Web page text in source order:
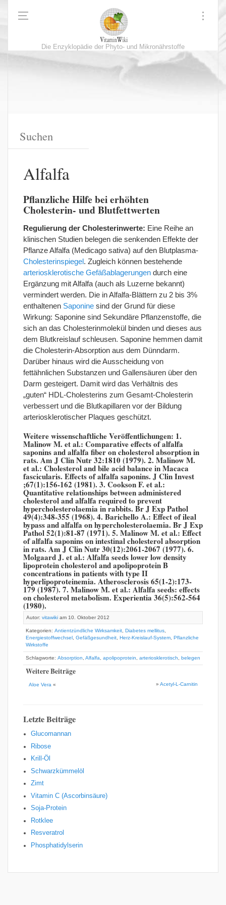
Die Enzyklopädie der Phyto- und Mikronährstoffe
Alfalfa
Pflanzliche Hilfe bei erhöhten
Cholesterin- und Blutfettwerten
Regulierung der Cholesterinwerte: Eine Reihe an
klinischen Studien belegen die senkenden Effekte der
Pflanze Alfalfa (Medicago sativa) auf den Blutplasma-
Cholesterinspiegel. Zugleich können bestehende
arteriosklerotische Gefäßablagerungen durch eine
Ergänzung mit Alfalfa (auch als Luzerne bekannt)
vermindert werden. Die in Alfalfa-Blättern zu 2 bis 3%
enthaltenen Saponine sind der Grund für diese
Wirkung: Saponine sind Sekundäre Pflanzenstoffe, die
sich an das Cholesterinmolekül binden und dieses aus
dem Blutkreislauf schleusen. Saponine hemmen damit
die Cholesterin-Absorption aus dem Dünndarm.
Darüber hinaus wird die Ausscheidung von
fettähnlichen Substanzen und Gallensäuren über den
Darm gesteigert. Damit wird das Verhältnis des
„guten“ HDL-Cholesterins zum Gesamt-Cholesterin
verbessert und die Blutkapillaren vor der Bildung
arteriosklerotischer Plaques geschützt.
Weitere wissenschaftliche Veröffentlichungen: 1.
Malinow M. et al.: Comparative effects of alfalfa
saponins and alfalfa fiber on cholesterol absorption in
rats. Am J Clin Nutr 32:1810 (1979). 2. Malinow M.
et al.: Cholesterol and bile acid balance in Macaca
fascicularis. Effects of alfalfa saponins. J Clin Invest
;67(1):156-162 (1981). 3. Cookson F. et al.:
Quantitative relationships between administered
cholesterol and alfalfa required to prevent
hypercholesterolaemia in rabbits. Br J Exp Pathol
49(4):348-355 (1968). 4. Barichello A.: Effect of ileal
bypass and alfalfa on hypercholesterolaemia. Br J Exp
Pathol 52(1):81-87 (1971). 5. Malinow M. et al.: Effect
of alfalfa saponins on intestinal cholesterol absorption
in rats. Am J Clin Nutr 30(12):2061-2067 (1977). 6.
Molgaard J. et al.: Alfalfa seeds lower low density
lipoprotein cholesterol and apolipoprotein B
concentrations in patients with type II
hyperlipoproteinemia. Atherosclerosis 65(1-2):173-
179 (1987). 7. Malinow M. et al.: Alfalfa seeds: effects
on cholesterol metabolism. Experientia 36(5):562-564
(1980).
Autor: vitawiki am 10. Oktober 2012
Kategorien: Antientzündliche Wirksamkeit Diabetes mellitus
Energiestoffwechsel Gefäßgesundheit Herz-Kreislauf-System Pflanzliche
Wirkstoffe
Schlagworte: Absorption Alfalfa apolipoprotein arteriosklerotisch belegen
Weitere Beiträge
Aloe Vera « » Acetyl-L-Carnitin
Letzte Beiträge
Glucomannan
Ribose
Krill-Öl
Schwarzkümmelöl
Zimt
Vitamin C (Ascorbinsäure)
Soja-Protein
Rotklee
Resveratrol
Phosphatidylserin